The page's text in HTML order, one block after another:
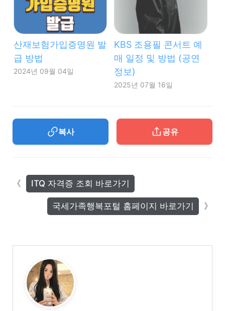
산재보험가입증명원 발
급 방법
2024년 09월 04일
KBS 조용필 콘서트 예
매 일정 및 방법 (공연
정보)
2025년 07월 16일
복사 공유
국세가족행복포털 홈페이지 바로가기
ITQ 자격증 조회 바로가기